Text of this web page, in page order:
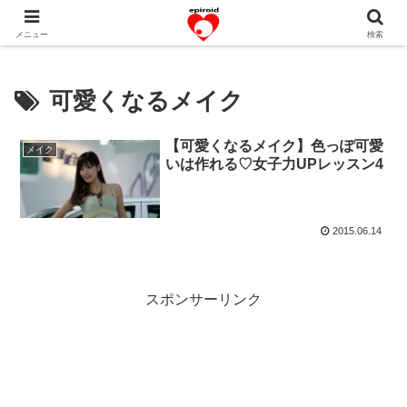
恋愛共感エピソード。あなたのストーリーを変えていく！。
可愛くなるメイク
メイク
【可愛くなるメイク】色っぽ可愛
いは作れる♡女子力UPレッスン4
2015.06.14
スポンサーリンク
メニュー 検索